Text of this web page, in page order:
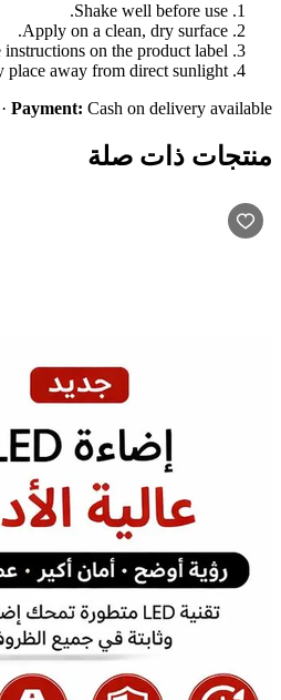
Shake well before use.
Apply on a clean, dry surface.
on the product label.
place away from direct sunlight.
Payment: Cash on delivery available
منتجات ذات صلة